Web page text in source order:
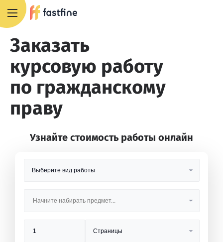
Заказать
курсовую работу
по гражданскому
праву
Узнайте стоимость работы онлайн